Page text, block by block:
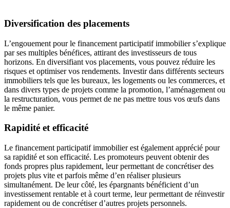
Diversification des placements
L’engouement pour le financement participatif immobilier s’explique
par ses multiples bénéfices, attirant des investisseurs de tous
horizons. En diversifiant vos placements, vous pouvez réduire les
risques et optimiser vos rendements. Investir dans différents secteurs
immobiliers tels que les bureaux, les logements ou les commerces, et
dans divers types de projets comme la promotion, l’aménagement ou
la restructuration, vous permet de ne pas mettre tous vos œufs dans
le même panier.
Rapidité et efficacité
Le financement participatif immobilier est également apprécié pour
sa rapidité et son efficacité. Les promoteurs peuvent obtenir des
fonds propres plus rapidement, leur permettant de concrétiser des
projets plus vite et parfois même d’en réaliser plusieurs
simultanément. De leur côté, les épargnants bénéficient d’un
investissement rentable et à court terme, leur permettant de réinvestir
rapidement ou de concrétiser d’autres projets personnels.